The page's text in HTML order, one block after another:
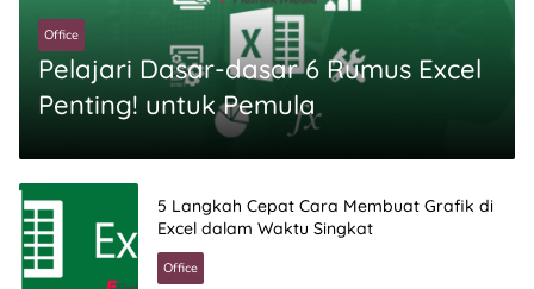
Office
Pelajari Dasar-dasar 6 Rumus Excel
Penting! untuk Pemula
5 Langkah Cepat Cara Membuat Grafik di
Excel dalam Waktu Singkat
Office